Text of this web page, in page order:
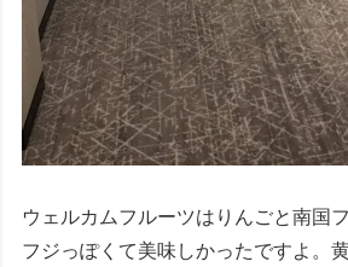
ウェルカムフルーツはりんごと南国
フジっぽくて美味しかったですよ。